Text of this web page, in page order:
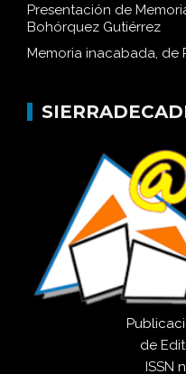
Presentación de
Bohórquez Gutiérrez
Memoria inacabada, de
de
ISSN